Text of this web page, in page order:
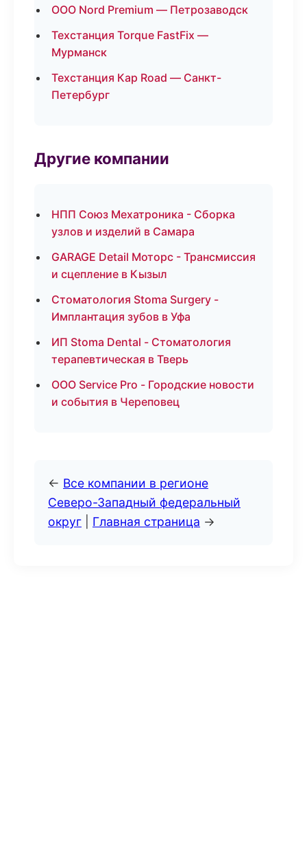
ООО Nord Premium — Петрозаводск
Техстанция Torque FastFix —
Мурманск
Техстанция Кар Road — Санкт-
Петербург
Другие компании
НПП Союз Мехатроника - Сборка
узлов и изделий в Самара
GARAGE Detail Моторс - Трансмиссия
и сцепление в Кызыл
Стоматология Stoma Surgery -
Имплантация зубов в Уфа
ИП Stoma Dental - Стоматология
терапевтическая в Тверь
ООО Service Pro - Городские новости
и события в Череповец
← Все компании в регионе
Северо-Западный федеральный
округ
Главная страница →